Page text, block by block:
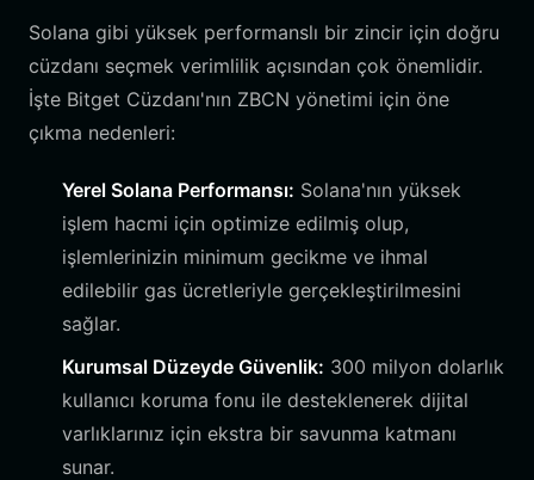
Solana gibi yüksek performanslı bir zincir için doğru
cüzdanı seçmek verimlilik açısından çok önemlidir.
İşte Bitget Cüzdanı'nın ZBCN yönetimi için öne
çıkma nedenleri:
Yerel Solana Performansı: Solana'nın yüksek
işlem hacmi için optimize edilmiş olup,
işlemlerinizin minimum gecikme ve ihmal
edilebilir gas ücretleriyle gerçekleştirilmesini
sağlar.
Kurumsal Düzeyde Güvenlik: 300 milyon dolarlık
kullanıcı koruma fonu ile desteklenerek dijital
varlıklarınız için ekstra bir savunma katmanı
sunar.